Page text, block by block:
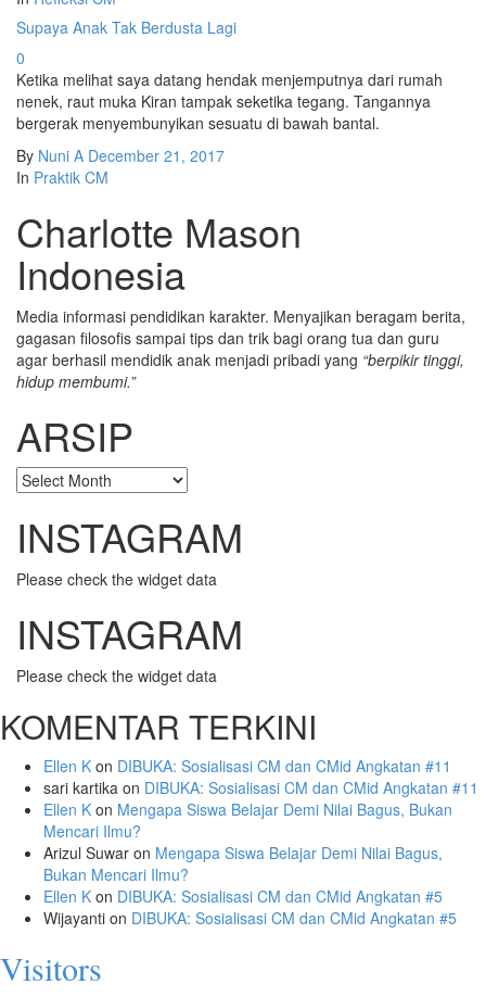
Supaya Anak Tak Berdusta Lagi
0
Ketika melihat saya datang hendak menjemputnya dari rumah
nenek, raut muka Kiran tampak seketika tegang. Tangannya
bergerak menyembunyikan sesuatu di bawah bantal.
By Nuni A December 21, 2017
In Praktik CM
Charlotte Mason
Indonesia
Media informasi pendidikan karakter. Menyajikan beragam berita,
gagasan filosofis sampai tips dan trik bagi orang tua dan guru
agar berhasil mendidik anak menjadi pribadi yang “berpikir tinggi,
hidup membumi.”
ARSIP
ARSIP
INSTAGRAM
Please check the widget data
INSTAGRAM
Please check the widget data
KOMENTAR TERKINI
Ellen K on DIBUKA: Sosialisasi CM dan CMid Angkatan #11
sari kartika on DIBUKA: Sosialisasi CM dan CMid Angkatan #11
Ellen K on Mengapa Siswa Belajar Demi Nilai Bagus, Bukan
Mencari Ilmu?
Arizul Suwar on Mengapa Siswa Belajar Demi Nilai Bagus,
Bukan Mencari Ilmu?
Ellen K on DIBUKA: Sosialisasi CM dan CMid Angkatan #5
Wijayanti on DIBUKA: Sosialisasi CM dan CMid Angkatan #5
Visitors